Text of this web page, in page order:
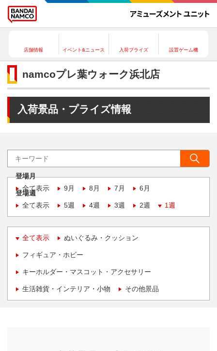
店舗情報 イベント&ニュース 入荷プライズ 設置ゲーム機
namcoプレ葉ウォーク浜北店
入荷景品・プライズ情報
登場月
全て表示
9月 8月 7月 6月
登場週
全て表示
5週 4週 3週 2週 1週
全て表示 ぬいぐるみ・クッション
フィギュア・ホビー
キーホルダー・マスコット・アクセサリー
生活雑貨・インテリア・小物 その他景品